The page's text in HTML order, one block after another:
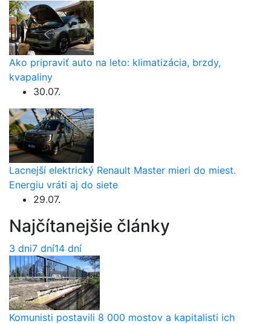
Ako pripraviť auto na leto: klimatizácia, brzdy,
kvapaliny
30.07.
Lacnejší elektrický Renault Master mieri do miest.
Energiu vráti aj do siete
29.07.
Najčítanejšie články
3 dni7 dní14 dní
Komunisti postavili 8 000 mostov a kapitalisti ich